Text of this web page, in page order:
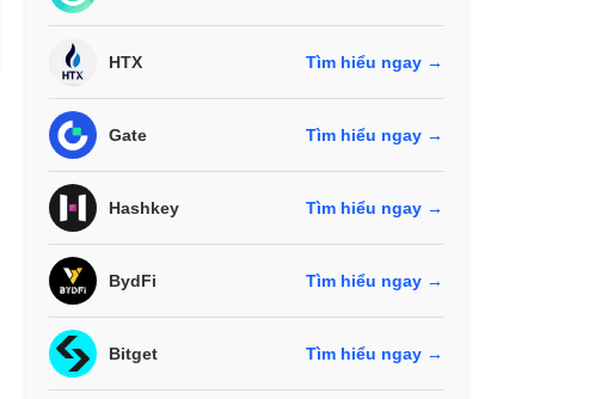
HTX Tìm hiểu ngay →
Gate Tìm hiểu ngay →
Hashkey Tìm hiểu ngay →
BydFi Tìm hiểu ngay →
Bitget Tìm hiểu ngay →